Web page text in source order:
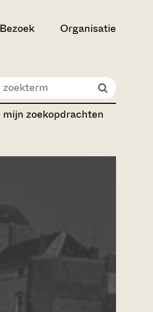
Bezoek Organisatie
mijn zoekopdrachten